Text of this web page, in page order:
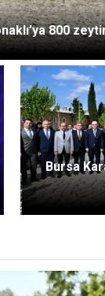
800
Bursa